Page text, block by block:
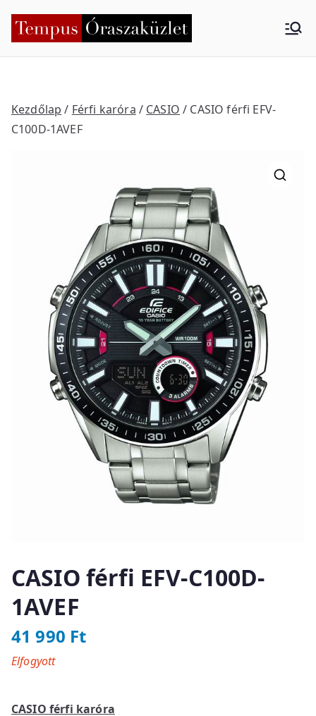
Tempus
küzlet
Kezdőlap / Férfi karóra / CASIO / CASIO férfi EFV-
C100D-1AVEF
CASIO férfi EFV-C100D-
1AVEF
41 990 Ft
CASIO férfi karóra
Elfogyott